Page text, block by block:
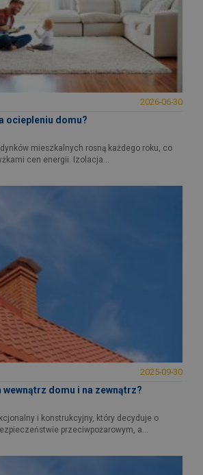
2026-06-30
ociepleniu domu?
mieszkalnych rosną każdego roku, co
cen energii. Izolacja...
2025-09-30
domu i na zewnątrz?
i konstrukcyjny, który decyduje o
przeciwpożarowym, a...